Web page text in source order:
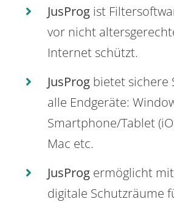
JusProg ist
vor nicht
Internet schützt.
JusProg bietet sichere
alle Endgeräte:
Smartphone/Tablet
Mac etc.
JusProg ermöglicht mit
digitale Schutzräume